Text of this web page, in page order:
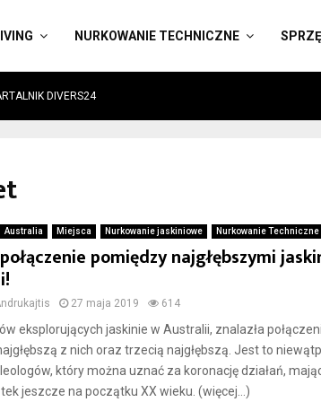
NURKOWANIE TECHNICZNE
DIVERS24
Australia Miejsca Nurkowanie jaskiniowe Nurkowanie Techniczne
pomiędzy najgłębszymi
27 maja 2019 614
eksplorujących jaskinie w Australii, znalazła
z nich oraz trzecią najgłębszą. Jest to
który można uznać za koronację działań,
jeszcze na początku XX wieku. (więcej…)